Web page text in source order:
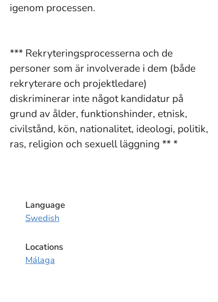
igenom processen.
*** Rekryteringsprocesserna och de
personer som är involverade i dem (både
rekryterare och projektledare)
diskriminerar inte något kandidatur på
grund av ålder, funktionshinder, etnisk,
civilstånd, kön, nationalitet, ideologi, politik,
ras, religion och sexuell läggning ** *
Language
Swedish
Locations
Málaga